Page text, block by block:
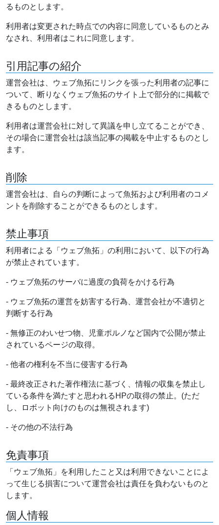
るものとします。
利用者は変更された時点での内容に同意しているものとみ
なされ、利用者はこれに同意します。
引用記事の紹介
運営会社は、ウェブ魚拓にリンクを張った利用者の記事に
ついて、断りなくウェブ魚拓のサイト上で部分的に掲載で
きるものとします。
利用者は運営会社に対して異議を申し立てることができ、
その場合に運営会社は該当記事の掲載を中止するものとし
ます。
削除
運営会社は、自らの判断によって魚拓および利用者のコメ
ントを削除することができるものとします。
禁止事項
利用者による「ウェブ魚拓」の利用において、以下の行為
が禁止されています。
- ウェブ魚拓のサーバに過度の負荷をかける行為
- ウェブ魚拓の運営を妨害する行為、運営会社が不適切と
判断する行為
- 無修正のわいせつ物、児童ポルノなど国内で公開が禁止
されているページの取得。
- 他者の権利を不当に侵害する行為
- 最終改正された著作権法に基づく、情報の収集を禁止し
ている条件を満たすと思われるHPの取得の禁止。(ただ
し、ロボット向けのものは無視されます)
- その他の不法行為
免責事項
「ウェブ魚拓」を利用したこと又は利用できないことによ
って生じる損害について運営会社は責任を負わないものと
します。
個人情報